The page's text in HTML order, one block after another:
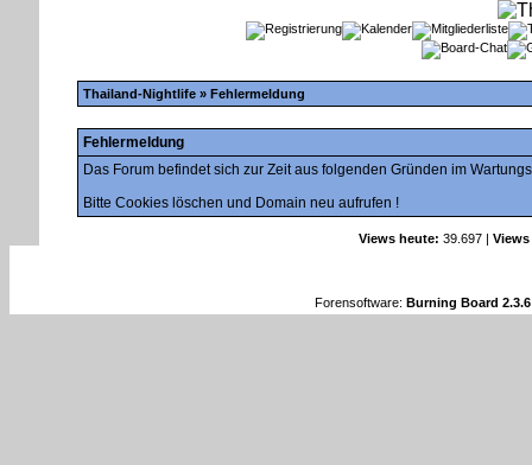
Thailand-Nightlife » Fehlermeldung
Fehlermeldung
Das Forum befindet sich zur Zeit aus folgenden Gründen im
Bitte Cookies löschen und Domain neu aufrufen !
Views heute: 39.697 |
Forensoftware: Burning Board 2.3.6